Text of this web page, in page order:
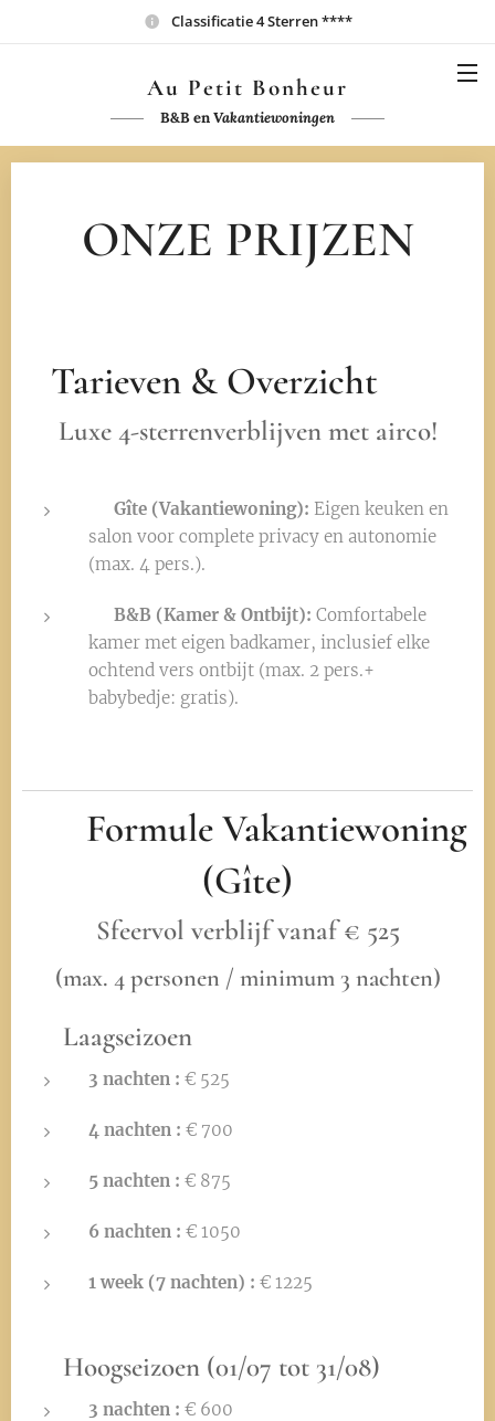
Classificatie 4 Sterren ****
Au Petit Bonheur
B&B enVakantiewoningen
ONZE PRIJZEN
Tarieven & Overzicht
Luxe 4-sterrenverblijven met airco!
🏡 Gîte (Vakantiewoning): Eigen keuken en
salon voor complete privacy en autonomie
(max. 4 pers.).
🛏️ B&B (Kamer & Ontbijt): Comfortabele
kamer met eigen badkamer, inclusief elke
ochtend vers ontbijt (max. 2 pers.+👶
babybedje: gratis).
Formule Vakantiewoning
(Gîte)
Sfeervol verblijf vanaf € 525
(max. 4 personen / minimum 3 nachten)
Laagseizoen
3 nachten : € 525
4 nachten : € 700
5 nachten : € 875
6 nachten : € 1050
1 week (7 nachten) : € 1225
Hoogseizoen (01/07 tot 31/08)
3 nachten : € 600